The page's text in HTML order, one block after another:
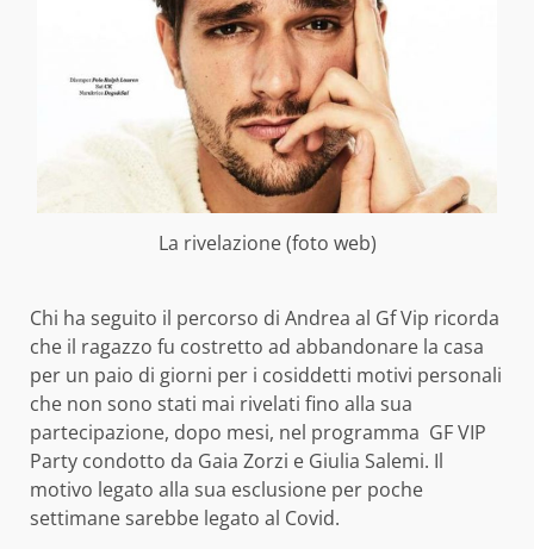
La rivelazione (foto web)
Chi ha seguito il percorso di Andrea al Gf Vip ricorda
che il ragazzo fu costretto ad abbandonare la casa
per un paio di giorni per i cosiddetti motivi personali
che non sono stati mai rivelati fino alla sua
partecipazione, dopo mesi, nel programma GF VIP
Party condotto da Gaia Zorzi e Giulia Salemi. Il
motivo legato alla sua esclusione per poche
settimane sarebbe legato al Covid.